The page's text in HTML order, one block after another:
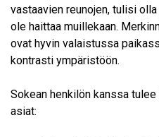
vastaavien reunojen, tulisi
ole haittaa muillekaan.
ovat hyvin valaistussa
kontrasti ympäristöön.
Sokean henkilön kanssa
asiat: